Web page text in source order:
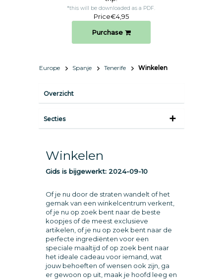
*this will be downloaded as a PDF.
Price€4,95
Purchase
Europe Spanje Tenerife Winkelen
Overzicht
Secties
Winkelen
Gids is bijgewerkt: 2024-09-10
Of je nu door de straten wandelt of het
gemak van een winkelcentrum verkent,
of je nu op zoek bent naar de beste
koopjes of de meest exclusieve
artikelen, of je nu op zoek bent naar de
perfecte ingrediënten voor een
speciale maaltijd of op zoek bent naar
het ideale cadeau voor iemand, wat
jouw behoeften of wensen ook zijn, ga
er gewoon op uit, maak je hoofd leeg en